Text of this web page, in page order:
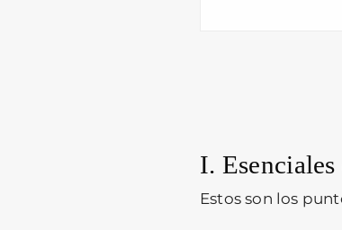
I.
Estos son los